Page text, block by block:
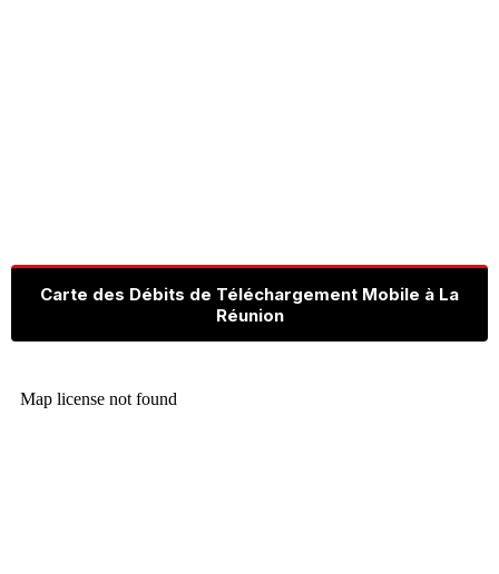
Carte des Débits de Téléchargement Mobile à La
Réunion